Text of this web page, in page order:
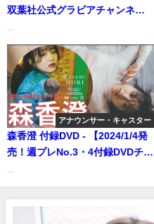
双葉社公式グラビアチャンネル
...
アナウンサー・キャスター
森香澄 付録DVD - 【2024/1/4発
売！週プレNo.3・4付録DVDチラ
DVDが視聴できる♪ #森香澄
Kasumi Mori（2023年12月22
日） | 週プレChannel【集英社